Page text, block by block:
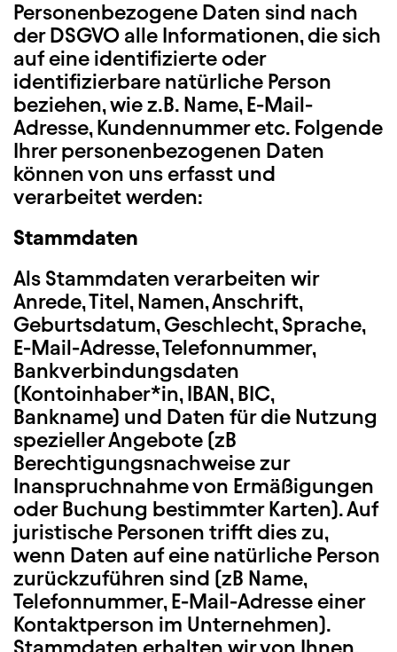
Personenbezogene Daten sind nach
der DSGVO alle Informationen, die sich
auf eine identifizierte oder
identifizierbare natürliche Person
beziehen, wie z.B. Name, E-Mail-
Adresse, Kundennummer etc. Folgende
Ihrer personenbezogenen Daten
können von uns erfasst und
verarbeitet werden:
Stammdaten
Als Stammdaten verarbeiten wir
Anrede, Titel, Namen, Anschrift,
Geburtsdatum, Geschlecht, Sprache,
E-Mail-Adresse, Telefonnummer,
Bankverbindungsdaten
(Kontoinhaber*in, IBAN, BIC,
Bankname) und Daten für die Nutzung
spezieller Angebote (zB
Berechtigungsnachweise zur
Inanspruchnahme von Ermäßigungen
oder Buchung bestimmter Karten). Auf
juristische Personen trifft dies zu,
wenn Daten auf eine natürliche Person
zurückzuführen sind (zB Name,
Telefonnummer, E-Mail-Adresse einer
Kontaktperson im Unternehmen).